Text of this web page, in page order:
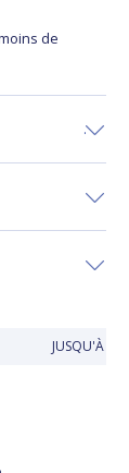
de
JUSQU'À